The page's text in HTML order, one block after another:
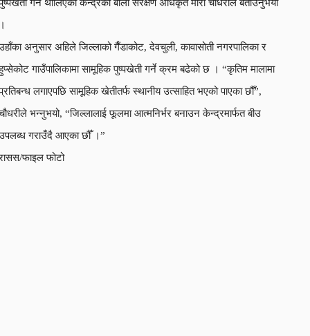
गर्न थालिएको केन्द्रका बाली संरक्षण अधिकृत मीरा चौधरीले बताउनुभयो
अनुसार अहिले जिल्लाको गैँडाकोट, देवचुली, कावासोती नगरपालिका र
गाउँपालिकामा सामूहिक पुष्पखेती गर्ने क्रम बढेको छ । “कृतिम मालामा
लगाएपछि सामूहिक खेतीतर्फ स्थानीय उत्साहित भएको पाएका छौँ”,
भन्नुभयो, “जिल्लालाई फूलमा आत्मनिर्भर बनाउन केन्द्रमार्फत बीउ
गराउँदै आएका छौँ ।”
फाइल फोटो